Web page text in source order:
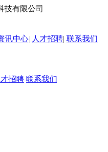
技有限公司
讯中心| 人才招聘| 联系我们
才招聘 联系我们